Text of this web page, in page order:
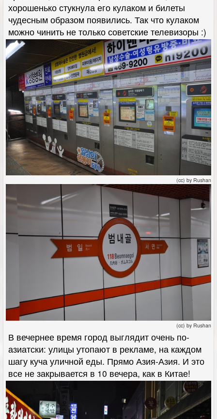
хорошенько стукнула его кулаком и билеты
чудесным образом появились. Так что кулаком
можно чинить не только советские телевизоры :)
(cc) by Rushan
(cc) by Rushan
В вечернее время город выглядит очень по-
азиатски: улицы утопают в рекламе, на каждом
шагу куча уличной еды. Прямо Азия-Азия. И это
все не закрывается в 10 вечера, как в Китае!